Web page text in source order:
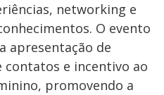
networking e
O evento
apresentação de
contatos e incentivo ao
promovendo a